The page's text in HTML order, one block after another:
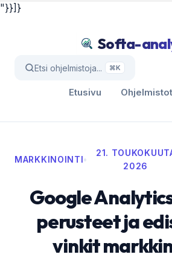
"}}]}
Softa-
Etsi ohjelmistoja... ⌘K
Etusivu Ohjelmistot
MARKKINOINTI•
21.
2026
Google
perusteet ja
vinkit